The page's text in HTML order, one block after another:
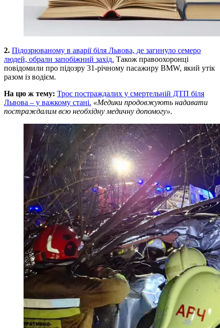
2. Підозрюваному в аварії біля Львова, де загинуло семеро
людей, обрали запобіжний захід. Також правоохоронці
повідомили про підозру 31-річному пасажиру BMW, який утік
разом із водієм.
На цю ж тему: Троє постраждалих у смертельній ДТП біля
Львова – у важкому стані. «Медики продовжують надавати
постраждалим всю необхідну медичну допомогу».